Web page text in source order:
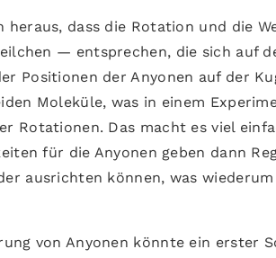
heraus, dass die Rotation und die
— entsprechen, die sich auf
Positionen der Anyonen auf der
Moleküle, was in einem
Rotationen. Das macht es viel
für die Anyonen geben dann
ausrichten können, was
von Anyonen könnte ein erster